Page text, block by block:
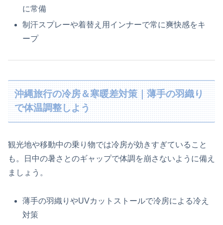
に常備
制汗スプレーや着替え用インナーで常に爽快感をキ
ープ
沖縄旅行の冷房＆寒暖差対策｜薄手の羽織り
で体温調整しよう
観光地や移動中の乗り物では冷房が効きすぎていること
も。日中の暑さとのギャップで体調を崩さないように備え
ましょう。
薄手の羽織りやUVカットストールで冷房による冷え
対策